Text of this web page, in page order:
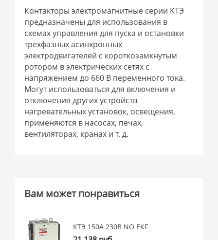
Контакторы электромагнитные серии КТЭ
предназначены для использования в
схемах управления для пуска и остановки
трехфазных асинхронных
электродвигателей с короткозамкнутым
ротором в электрических сетях с
напряжением до 660 В переменного тока.
Могут использоваться для включения и
отключения других устройств
нагревательных установок, освещения,
применяются в насосах, печах,
вентиляторах, кранах и т. д.
Вам может понравиться
КТЭ 150А 230В NO EKF